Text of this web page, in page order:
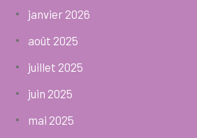
janvier 2026
août 2025
juillet 2025
juin 2025
mai 2025